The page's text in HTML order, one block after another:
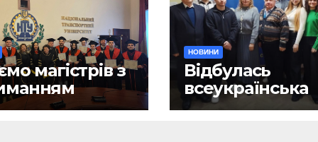
магістрів з
НОВИНИ
Відбулась
всеукраїнська
науково-